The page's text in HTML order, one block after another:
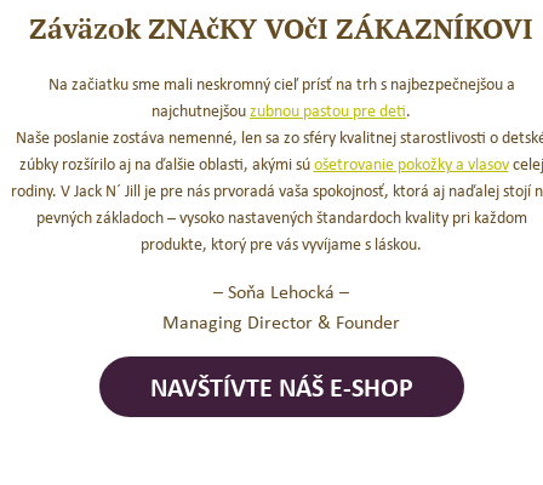
Záväzok ZNAčKY VOčI ZÁKAZNÍKOVI
Na začiatku sme mali neskromný cieľ prísť na trh s najbezpečnejšou a
najchutnejšouzubnou pastou pre deti.
Naše poslanie zostáva nemenné, len sa zo sféry kvalitnej starostlivosti o
zúbky rozšírilo aj na ďalšie oblasti, akými súošetrovanie pokožky a vlasovcelej
rodiny. V Jack N´ Jill je pre nás prvoradá vaša spokojnosť, ktorá aj naďalej stojí
pevných základoch – vysoko nastavených štandardoch kvality pri každom
produkte, ktorý pre vás vyvíjame s láskou.
– Soňa Lehocká –
Managing Director & Founder
NAVŠTÍVTE NÁŠ E-SHOP